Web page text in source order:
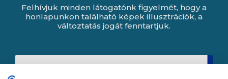
Felhívjuk minden látogatónk figyelmét, hogy a
honlapunkon található képek illusztrációk, a
változtatás jogát fenntartjuk.